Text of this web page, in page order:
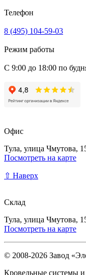
Телефон
8 (495) 104-59-03
Режим работы
С 9:00 до 18:00 по
Офис
Тула, улица Чмутова,
Посмотреть на карте
⇧ Наверх
Склад
Тула, улица Чмутова,
Посмотреть на карте
© 2008-2026 Завод
Кровельные системы